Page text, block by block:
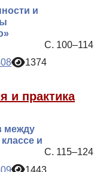
и
С. 100–114
1374
и практика
между
и
С. 115–124
1443